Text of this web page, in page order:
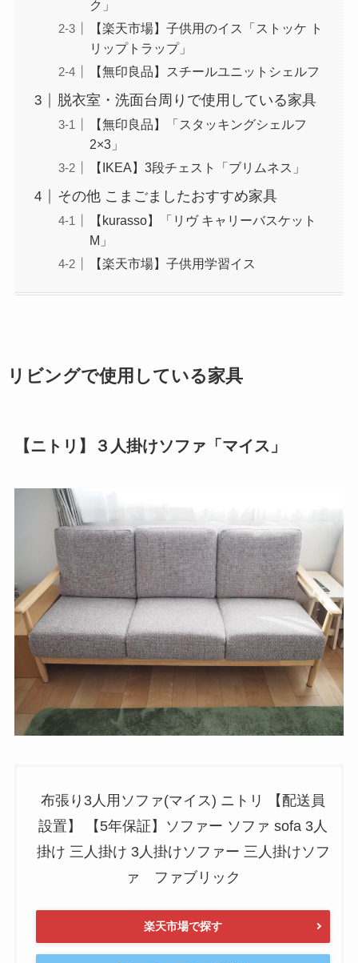
ク」
【楽天市場】子供用のイス「ストッケ ト
リップトラップ」
【無印良品】スチールユニットシェルフ
脱衣室・洗面台周りで使用している家具
【無印良品】「スタッキングシェルフ
2×3」
【IKEA】3段チェスト「ブリムネス」
その他 こまごましたおすすめ家具
【kurasso】「リヴ キャリーバスケット
M」
【楽天市場】子供用学習イス
リビングで使用している家具
【ニトリ】３人掛けソファ「マイス」
布張り3人用ソファ(マイス) ニトリ 【配送員
設置】 【5年保証】ソファー ソファ sofa 3人
掛け 三人掛け 3人掛けソファー 三人掛けソフ
ァ ファブリック
楽天市場で探す